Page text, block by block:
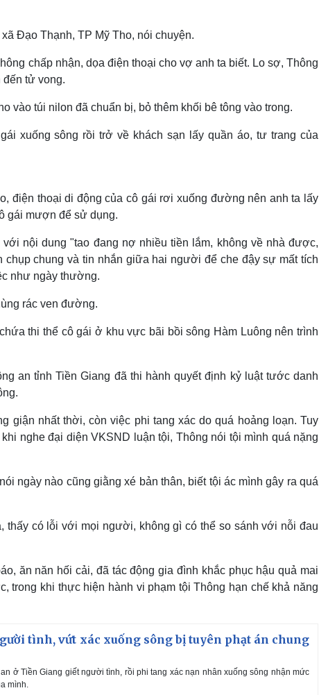
Đạo Thạnh, TP Mỹ Tho, nói chuyện.
chấp nhận, dọa điện thoại cho vợ anh ta biết. Lo sợ, Thông
tử vong.
vào túi nilon đã chuẩn bị, bỏ thêm khối bê tông vào trong.
xuống sông rồi trở về khách sạn lấy quần áo, tư trang của
điện thoại di động của cô gái rơi xuống đường nên anh ta lấy
gái mượn để sử dụng.
nội dung "tao đang nợ nhiều tiền lắm, không về nhà được,
chung và tin nhắn giữa hai người để che đậy sự mất tích
như ngày thường.
rác ven đường.
thi thể cô gái ở khu vực bãi bồi sông Hàm Luông nên trình
an tỉnh Tiền Giang đã thi hành quyết định kỷ luật tước danh
giận nhất thời, còn việc phi tang xác do quá hoảng loạn. Tuy
nghe đại diện VKSND luận tội, Thông nói tội mình quá nặng
ngày nào cũng giằng xé bản thân, biết tội ác mình gây ra quá
thấy có lỗi với mọi người, không gì có thể so sánh với nỗi đau
ăn năn hối cải, đã tác động gia đình khắc phục hậu quả mai
trong khi thực hiện hành vi phạm tội Thông hạn chế khả năng
tình, vứt xác xuống sông bị tuyên phạt án chung
ở Tiền Giang giết người tình, rồi phi tang xác nạn nhân xuống sông nhận mức
mình.